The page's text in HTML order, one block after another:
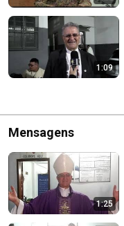
1:09
Mensagens
1:25